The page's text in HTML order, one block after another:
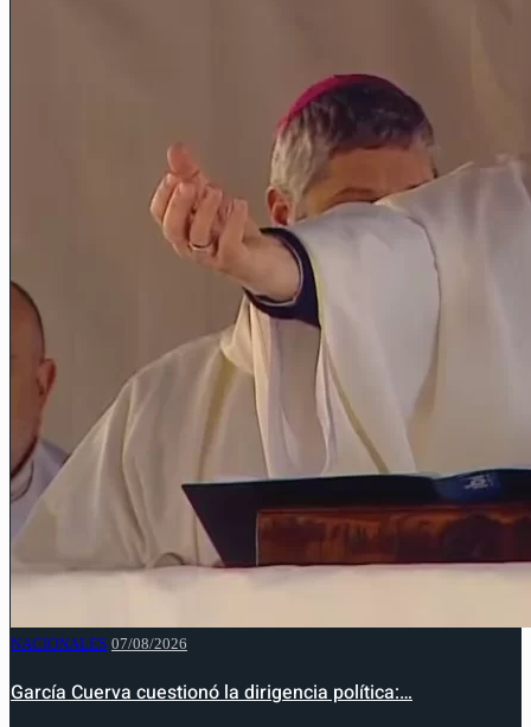
NACIONALES 07/08/2026
García Cuerva cuestionó la dirigencia política:…